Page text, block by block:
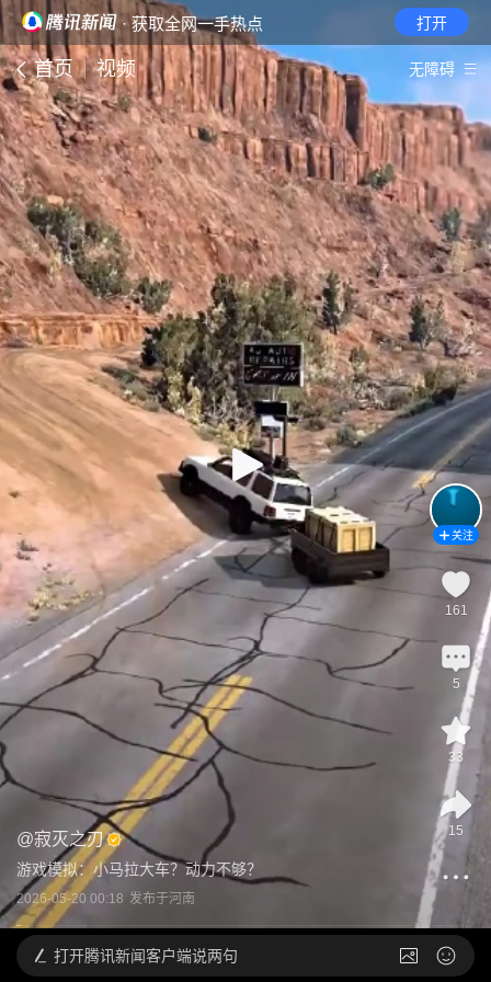
· 获取全网一手热点 打开
首页 视频 无障碍
@寂灭之刃
游戏模拟：小马拉大车？动力不够？
2026-05-20 00:18 发布于河南
关注
161
5
33
15
打开腾讯新闻客户端说两句